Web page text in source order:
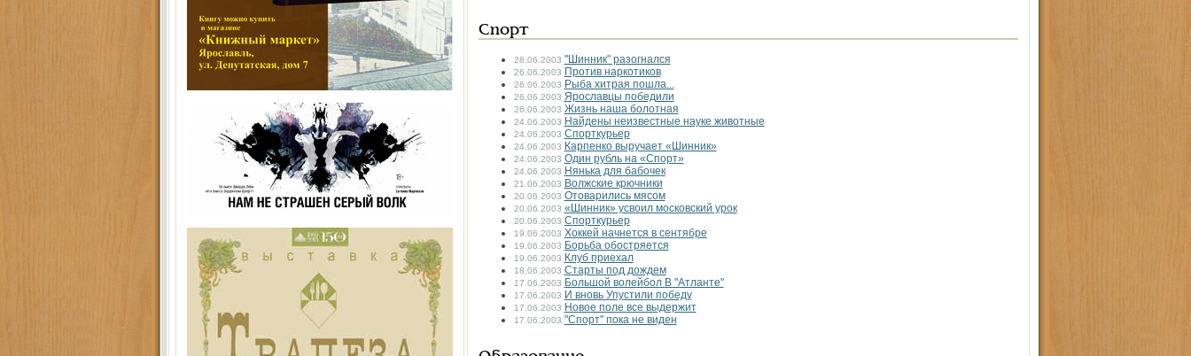
Спорт
28.06.2003 "Шинник" разогнался
26.06.2003 Против наркотиков
26.06.2003 Рыба хитрая пошла...
26.06.2003 Ярославцы победили
26.06.2003 Жизнь наша болотная
24.06.2003 Найдены неизвестные науке животные
24.06.2003 Спорткурьер
24.06.2003 Карпенко выручает «Шинник»
24.06.2003 Один рубль на «Спорт»
24.06.2003 Нянька для бабочек
21.06.2003 Волжские крючники
20.06.2003 Отоварились мясом
20.06.2003 «Шинник» усвоил московский урок
20.06.2003 Спорткурьер
19.06.2003 Хоккей начнется в сентябре
19.06.2003 Борьба обостряется
19.06.2003 Клуб приехал
18.06.2003 Старты под дождем
17.06.2003 Большой волейбол В "Атланте"
17.06.2003 И вновь Упустили победу
17.06.2003 Новое поле все выдержит
17.06.2003 "Спорт" пока не виден